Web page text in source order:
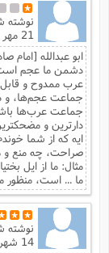
نوشته
21 مهر 1398
ابو عبدالله [امام
دشمن ما عجم است.
عرب ممدوح و قابل
جماعت عجم‌ها، و
جماعت عرب‌ها
دارترین و
ایه که از شما
صراحت، چه منع و
مثال: ما از ایل
ما ... است، منظور
نوشته
14 شهریور 1398